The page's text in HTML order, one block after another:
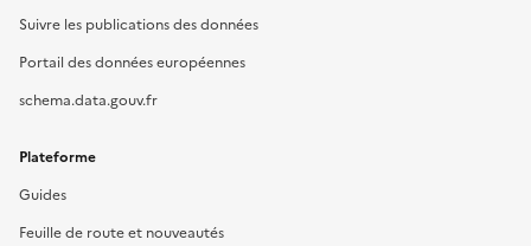
Suivre les publications des données
Portail des données européennes
schema.data.gouv.fr
Plateforme
Guides
Feuille de route et nouveautés